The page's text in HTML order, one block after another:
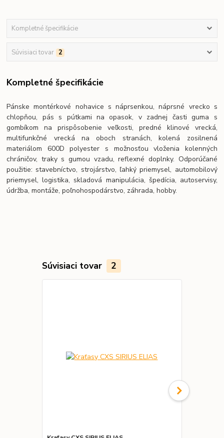
Kompletné špecifikácie
Súvisiaci tovar 2
Kompletné špecifikácie
Pánske montérkové nohavice s náprsenkou, náprsné vrecko s
chlopňou, pás s pútkami na opasok, v zadnej časti guma s
gombíkom na prispôsobenie veľkosti, predné klinové vrecká,
multifunkčné vrecká na oboch stranách, kolená zosilnená
materiálom 600D polyester s možnosťou vloženia kolenných
chráničov, traky s gumou vzadu, reflexné doplnky. Odporúčané
použitie: stavebníctvo, strojárstvo, ľahký priemysel, automobilový
priemysel, logistika, skladová manipulácia, špedícia, autoservisy,
údržba, montáže, poľnohospodárstvo, záhrada, hobby.
Súvisiaci tovar 2